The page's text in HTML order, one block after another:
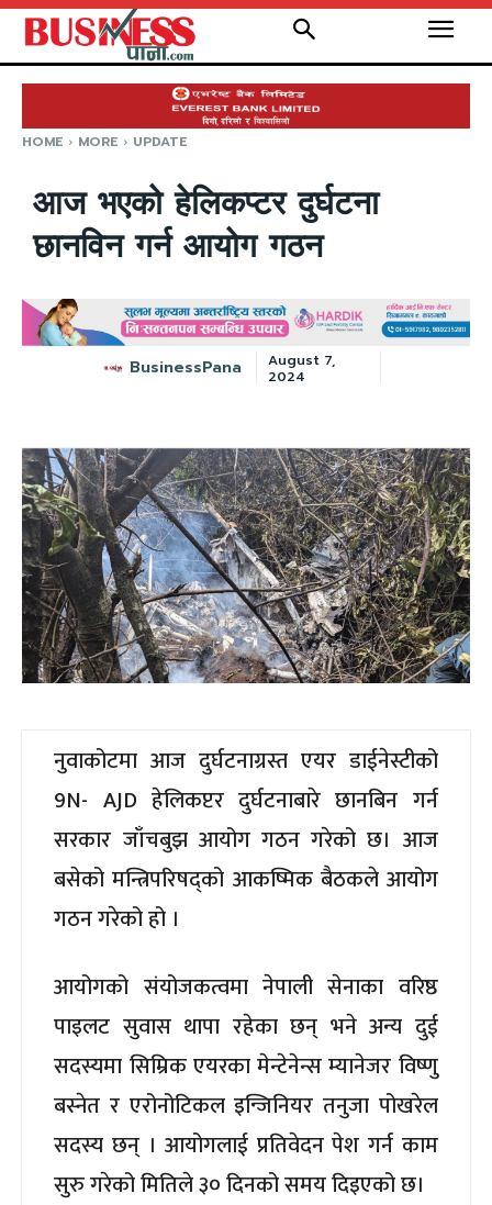
HOME MORE UPDATE
आज भएको हेलिकप्टर दुर्घटना
छानविन गर्न आयोग गठन
BusinessPana
August 7,
2024
नुवाकोटमा आज दुर्घटनाग्रस्त एयर डाईनेस्टीको
9N- AJD हेलिकप्टर दुर्घटनाबारे छानबिन गर्न
सरकार जाँचबुझ आयोग गठन गरेको छ। आज
बसेको मन्त्रिपरिषद्को आकष्मिक बैठकले आयोग
गठन गरेको हो ।
आयोगको संयोजकत्वमा नेपाली सेनाका वरिष्ठ
पाइलट सुवास थापा रहेका छन् भने अन्य दुई
सदस्यमा सिम्रिक एयरका मेन्टेनेन्स म्यानेजर विष्णु
बस्नेत र एरोनोटिकल इन्जिनियर तनुजा पोखरेल
सदस्य छन् । आयोगलाई प्रतिवेदन पेश गर्न काम
सुरु गरेको मितिले ३० दिनको समय दिइएको छ।